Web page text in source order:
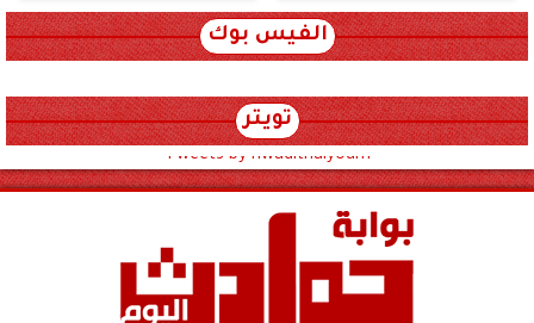
الفيس بوك
تويتر
Tweets by hwadithalyoum